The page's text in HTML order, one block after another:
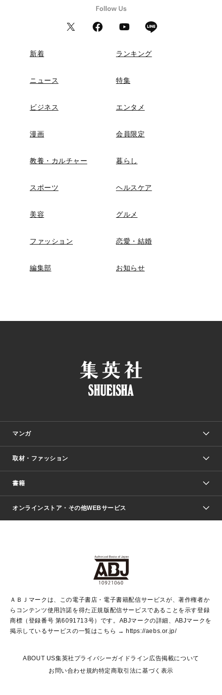
新着 ランキング
ニュース 特集
ビジネス エンタメ
漫画 会員限定
教養・カルチャー 暮らし
スポーツ ヘルスケア
美容 グルメ
ファッション 恋愛・結婚
編集部 お知らせ
マンガ
少年マンガ
Vジャンプ
ジャンプルーキー！
ジャンプTOON
S-MANGA
集英社ジャンプリミックス
集英社コミック文庫
週刊ヤングジャンプ
ウルトラジャンプ
少女マンガ
リマコミ＋
マンガMeets
月刊オフィスユー
取材・ファッション
Seventeen
LEE
Marisol
T JAPAN:The New York Times Style Magazine
芸能・情報・スポーツ
パラスポ＋！
書籍
文芸・文庫・総合
青春と読書
アジア人物史
集英社新書
集英社新書プラス
よみタイ
ライトノベル・ノベライズ
集英社Webマガジン Cobalt
集英社オレンジ文庫
シフォン文庫
JUMP j BOOKS
集英社みらい文庫
S-KIDS.LAND
オンラインストア・その他WEBサービス
SHUEISHA MANGA-ART HERITAGE
HAPPY PLUS STORE
shueisha vox
SHOP Marisol
EDITOR'S LAB
ＡＢＪマークは、この電子書店・電子書籍配信サービスが、著作権者か
らコンテンツ使用許諾を得た正規版配信サービスであることを示す登録
商標（登録番号 第6091713号）です。ABJマークの詳細、ABJマークを
掲示しているサービスの一覧はこちら → https://aebs.or.jp/
ABOUT US集英社プライバシーガイドライン 広告掲載について
お問い合わせ規約特定商取引法に基づく表示